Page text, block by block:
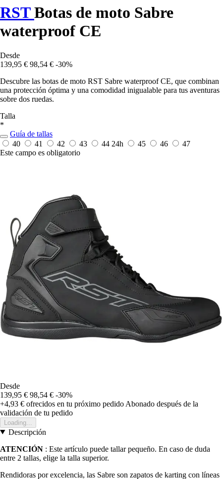
RSTBotas de moto Sabre
waterproof CE
Desde
139,95 € 98,54 € -30%
Descubre las botas de moto RST Sabre waterproof CE, que combinan
una protección óptima y una comodidad inigualable para tus aventuras
sobre dos ruedas.
Talla
*
Guía de tallas
40
41 42 43 44 24h 45 46
47
Este campo es obligatorio
Desde
139,95 € 98,54 € -30%
+4,93 € ofrecidos en tu próximo pedido Abonado después de la
validación de tu pedido
Loading...
Descripción
ATENCIÓN : Este artículo puede tallar pequeño. En caso de duda
entre 2 tallas, elige la talla superior.
Rendidoras por excelencia, las Sabre son zapatos de karting con líneas